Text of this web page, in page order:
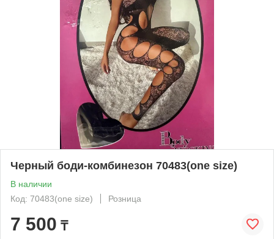
Черный боди-комбинезон 70483(one size)
В наличии
Код: 70483(one size)
Розница
7 500 ₸